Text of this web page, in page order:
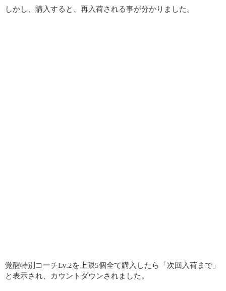
しかし、購入すると、再入荷される事が分かりました。
覚醒特別コーチLv.2を上限5個全て購入したら「次回入荷まで」
と表示され、カウントダウンされました。